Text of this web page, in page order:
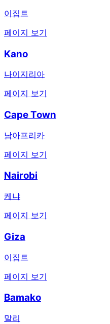
이집트
페이지 보기
Kano
나이지리아
페이지 보기
Cape Town
남아프리카
페이지 보기
Nairobi
케냐
페이지 보기
Giza
이집트
페이지 보기
Bamako
말리